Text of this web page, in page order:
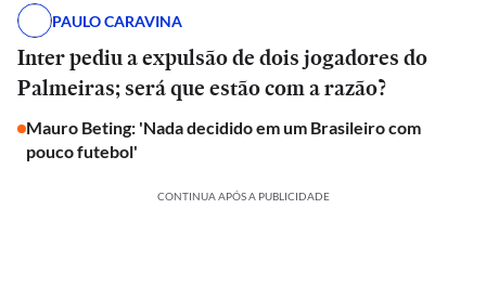
PAULO CARAVINA
Inter pediu a expulsão de dois jogadores do
Palmeiras; será que estão com a razão?
Mauro Beting: 'Nada decidido em um Brasileiro com
pouco futebol'
CONTINUA APÓS A PUBLICIDADE